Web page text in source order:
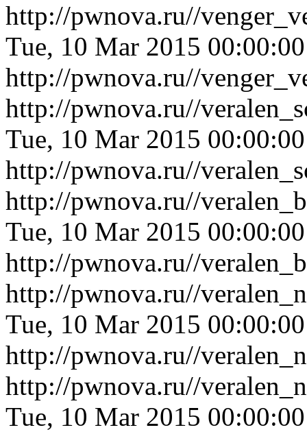
http://pwnova.ru//
Tue, 10 Mar 2015
http://pwnova.ru//
http://pwnova.ru//
Tue, 10 Mar 2015
http://pwnova.ru//
http://pwnova.ru//
Tue, 10 Mar 2015
http://pwnova.ru//
http://pwnova.ru//
Tue, 10 Mar 2015
http://pwnova.ru//
http://pwnova.ru//
Tue, 10 Mar 2015